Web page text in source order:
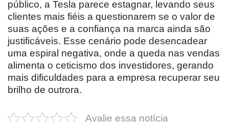
público, a Tesla parece estagnar, levando seus
clientes mais fiéis a questionarem se o valor de
suas ações e a confiança na marca ainda são
justificáveis. Esse cenário pode desencadear
uma espiral negativa, onde a queda nas vendas
alimenta o ceticismo dos investidores, gerando
mais dificuldades para a empresa recuperar seu
brilho de outrora.
Avalie essa notícia